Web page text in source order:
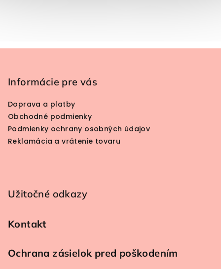
Informácie pre vás
Doprava a platby
Obchodné podmienky
Podmienky ochrany osobných údajov
Reklamácia a vrátenie tovaru
Užitočné odkazy
Kontakt
Ochrana zásielok pred poškodením